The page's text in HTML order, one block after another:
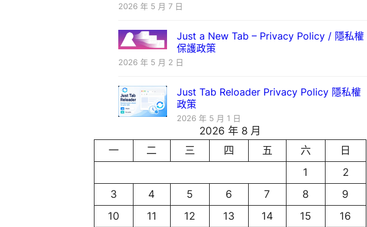
2026 年 5 月 7 日
Just a New Tab – Privacy Policy / 隱私權
保護政策
2026 年 5 月 2 日
Just Tab Reloader Privacy Policy 隱私權
政策
2026 年 5 月 1 日
2026 年 8 月
一
二 三 四 五 六
日
1
2
3
4 5 6 7 8
9
10
11 12 13 14 15
16